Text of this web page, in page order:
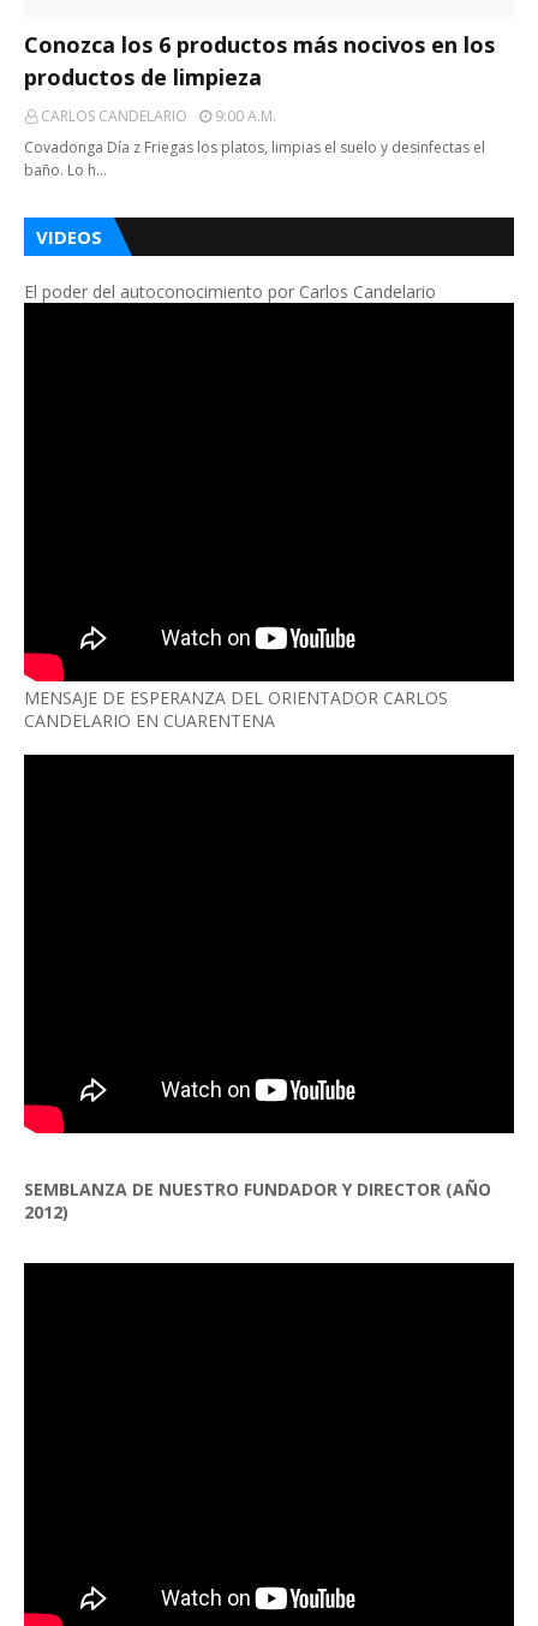
Conozca los 6 productos más nocivos en los
productos de limpieza
CARLOS CANDELARIO
9:00 A.m.
Covadonga Día z Friegas los platos, limpias el suelo y desinfectas el
baño. Lo h…
VIDEOS
El poder del autoconocimiento por Carlos Candelario
MENSAJE DE ESPERANZA DEL ORIENTADOR CARLOS
CANDELARIO EN CUARENTENA
SEMBLANZA DE NUESTRO FUNDADOR Y DIRECTOR (AÑO
2012)